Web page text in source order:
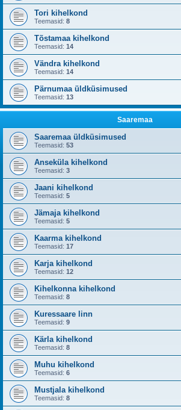
Tori kihelkond
Teemasid: 8
Tõstamaa kihelkond
Teemasid: 14
Vändra kihelkond
Teemasid: 14
Pärnumaa üldküsimused
Teemasid: 13
Saaremaa
Saaremaa üldküsimused
Teemasid: 53
Anseküla kihelkond
Teemasid: 3
Jaani kihelkond
Teemasid: 5
Jämaja kihelkond
Teemasid: 5
Kaarma kihelkond
Teemasid: 17
Karja kihelkond
Teemasid: 12
Kihelkonna kihelkond
Teemasid: 8
Kuressaare linn
Teemasid: 9
Kärla kihelkond
Teemasid: 8
Muhu kihelkond
Teemasid: 6
Mustjala kihelkond
Teemasid: 8